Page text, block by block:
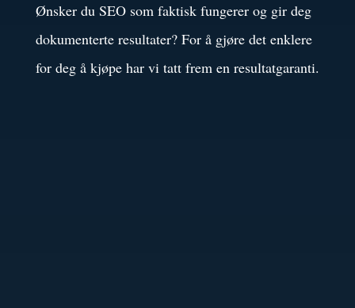
Ønsker du SEO som faktisk fungerer og gir deg
dokumenterte resultater? For å gjøre det enklere
for deg å kjøpe har vi tatt frem en resultatgaranti.